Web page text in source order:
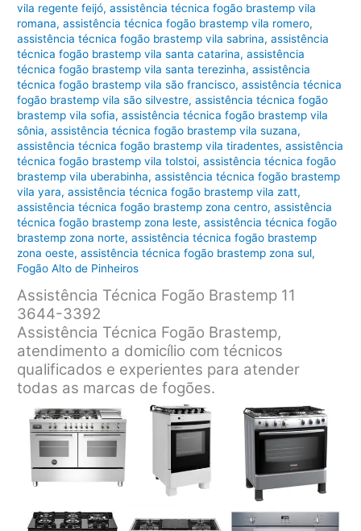
vila regente feijó,assistência técnica fogão brastemp vila
romana,assistência técnica fogão brastemp vila romero,
assistência técnica fogão brastemp vila sabrina,assistência
técnica fogão brastemp vila santa catarina,assistência
técnica fogão brastemp vila santa terezinha,assistência
técnica fogão brastemp vila são francisco,assistência técnica
fogão brastemp vila são silvestre,assistência técnica fogão
brastemp vila sofia,assistência técnica fogão brastemp vila
sônia,assistência técnica fogão brastemp vila suzana,
assistência técnica fogão brastemp vila tiradentes,assistência
técnica fogão brastemp vila tolstoi,assistência técnica fogão
brastemp vila uberabinha,assistência técnica fogão brastemp
vila yara,assistência técnica fogão brastemp vila zatt,
assistência técnica fogão brastemp zona centro,assistência
técnica fogão brastemp zona leste,assistência técnica fogão
brastemp zona norte,assistência técnica fogão brastemp
zona oeste,assistência técnica fogão brastemp zona sul,
Fogão Alto de Pinheiros
Assistência Técnica Fogão Brastemp 11
3644-3392
Assistência Técnica Fogão Brastemp,
atendimento a domicílio com técnicos
qualificados e experientes para atender
todas as marcas de fogões.